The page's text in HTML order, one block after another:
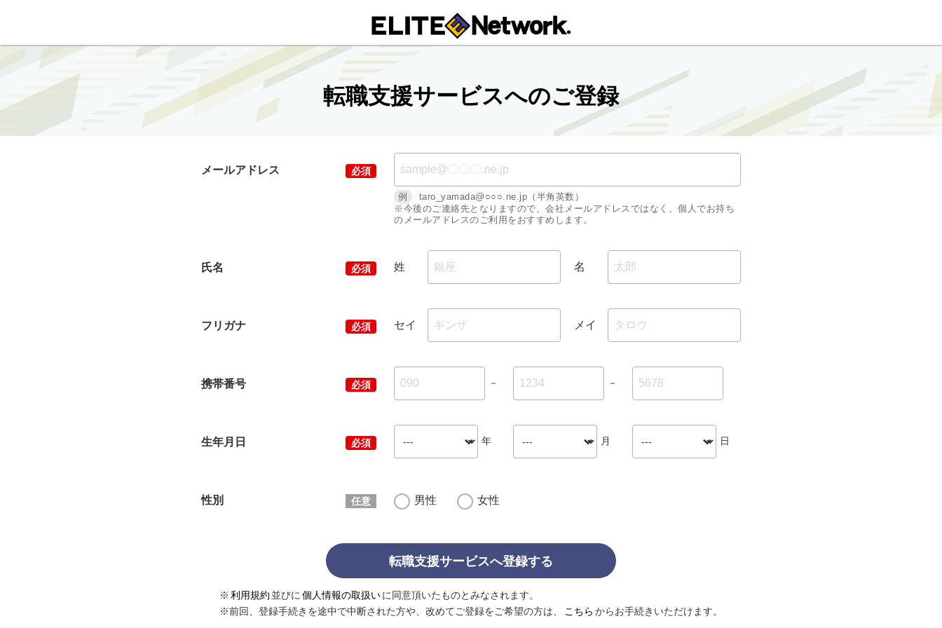
転職支援サービスへのご登録
メールアドレス
例
taro_yamada@○○○.ne.jp（半角英数）
※今後のご連絡先となりますので、会社メールアドレスではなく、個人でお持ち
のメールアドレスのご利用をおすすめします。
氏名 姓 名
フリガナ セイ メイ
携帯番号 － －
生年月日 年 月 日
性別 男性 女性
転職支援サービスへ登録する
※ 利用規約 並びに 個人情報の取扱いに同意頂いたものとみなされます。
※前回、登録手続きを途中で中断された方や、改めてご登録をご希望の方は、
こちら からお手続きいただけます。